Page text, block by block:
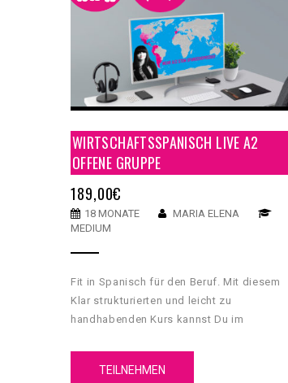
WIRTSCHAFTSSPANISCH LIVE A2
OFFENE GRUPPE
189,00€
18 MONATE
MARIA ELENA
MEDIUM
Fit in Spanisch für den Beruf. Mit diesem
Klar strukturierten und leicht zu
handhabenden Kurs kannst Du im
Kommunikation im beruflichen Alltag in
TEILNEHMEN